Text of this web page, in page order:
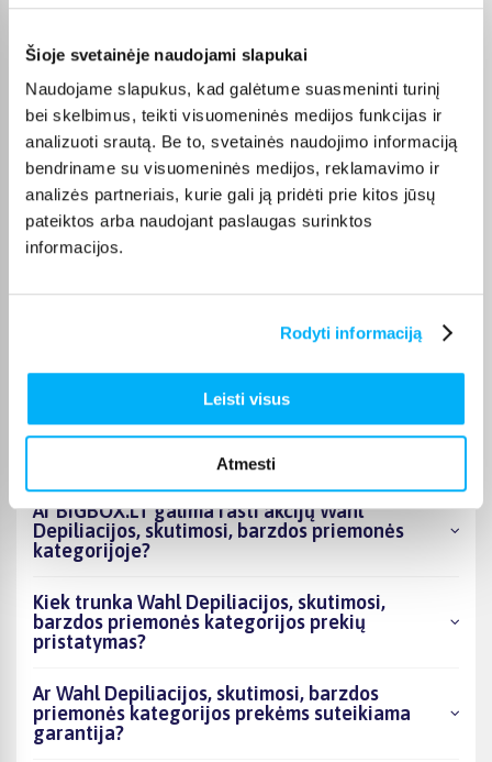
Šioje svetainėje naudojami slapukai
Naudojame slapukus, kad galėtume suasmeninti turinį
bei skelbimus, teikti visuomeninės medijos funkcijas ir
analizuoti srautą. Be to, svetainės naudojimo informaciją
bendriname su visuomeninės medijos, reklamavimo ir
analizės partneriais, kurie gali ją pridėti prie kitos jūsų
pateiktos arba naudojant paslaugas surinktos
informacijos.
Rodyti informaciją
Leisti visus
Atmesti
Atsižvelkite į jums svarbiausius kriterijus, pristatymo
informaciją ir prekės aprašymą, kad galėtumėte priimti patogų
ir apgalvotą sprendimą.
Palyginkite Wahl prekes BIGBOX.LT ir išsirinkite tinkamiausią
variantą internetu.
Kokie Wahl Depiliacijos, skutimosi, barzdos
priemonės kategorijoje esantys produktai šiuo
metu populiariausi?
Kiek prekių yra Wahl Depiliacijos, skutimosi,
barzdos priemonės kategorijos asortimente ir
kokia žemiausia kaina?
Ar BIGBOX.LT galima rasti akcijų Wahl
Depiliacijos, skutimosi, barzdos priemonės
kategorijoje?
Kiek trunka Wahl Depiliacijos, skutimosi,
barzdos priemonės kategorijos prekių
pristatymas?
Ar Wahl Depiliacijos, skutimosi, barzdos
priemonės kategorijos prekėms suteikiama
garantija?